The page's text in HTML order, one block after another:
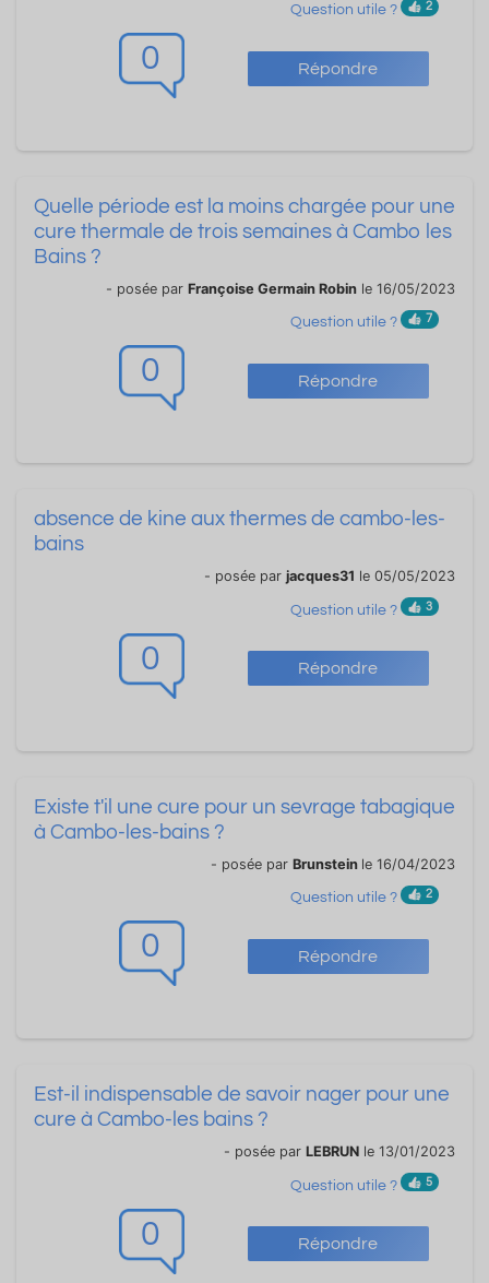
0 Répondre
Question utile ? 2
0 Répondre
Quelle période est la moins chargée pour une
cure thermale de trois semaines à Cambo les
Bains ?
- posée par Françoise Germain Robin le 16/05/2023
Question utile ? 7
0 Répondre
absence de kine aux thermes de cambo-les-
bains
- posée par jacques31 le 05/05/2023
Question utile ? 3
0 Répondre
Existe t'il une cure pour un sevrage tabagique
à Cambo-les-bains ?
- posée par Brunstein le 16/04/2023
Question utile ? 2
0 Répondre
Est-il indispensable de savoir nager pour une
cure à Cambo-les bains ?
- posée par LEBRUN le 13/01/2023
Question utile ? 5